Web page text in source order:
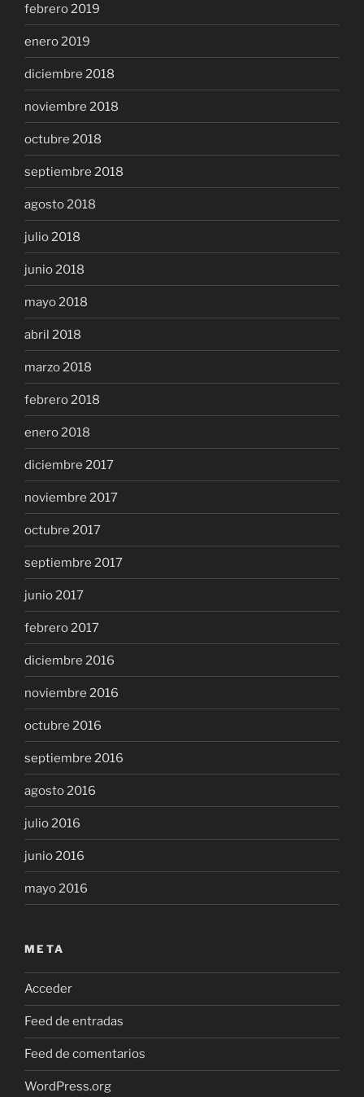
febrero 2019
enero 2019
diciembre 2018
noviembre 2018
octubre 2018
septiembre 2018
agosto 2018
julio 2018
junio 2018
mayo 2018
abril 2018
marzo 2018
febrero 2018
enero 2018
diciembre 2017
noviembre 2017
octubre 2017
septiembre 2017
junio 2017
febrero 2017
diciembre 2016
noviembre 2016
octubre 2016
septiembre 2016
agosto 2016
julio 2016
junio 2016
mayo 2016
META
Acceder
Feed de entradas
Feed de comentarios
WordPress.org